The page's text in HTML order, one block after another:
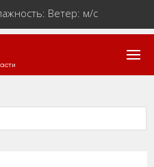
Ветер: м/с